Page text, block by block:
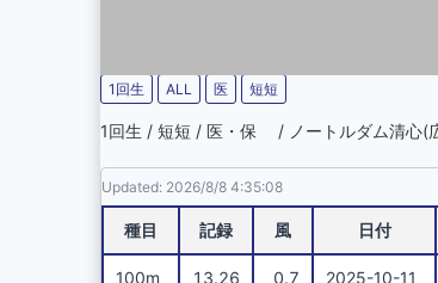
1回生 ALL 医 短短
1回生 / 短短 / 医・保 / ノートルダム清心(
Updated: 2026/8/8 4:35:08
種目 記録 風 日付
100m 13.26 0.7 2025-10-11